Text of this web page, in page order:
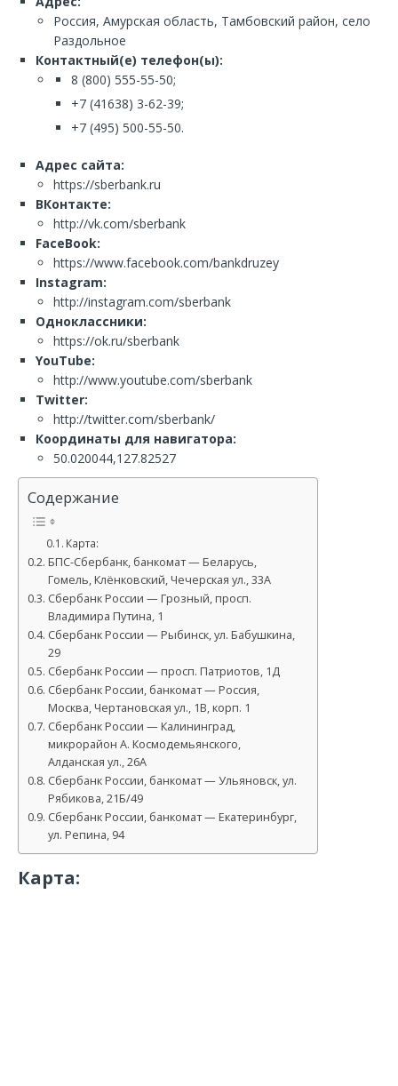
Россия, Амурская область, Тамбовский район, село
Раздольное
Контактный(е) телефон(ы):
8 (800) 555-55-50;
+7 (41638) 3-62-39;
+7 (495) 500-55-50.
Адрес сайта:
https://sberbank.ru
ВКонтакте:
http://vk.com/sberbank
FaceBook:
https://www.facebook.com/bankdruzey
Instagram:
http://instagram.com/sberbank
Одноклассники:
https://ok.ru/sberbank
YouTube:
http://www.youtube.com/sberbank
Twitter:
http://twitter.com/sberbank/
Координаты для навигатора:
50.020044,127.82527
Содержание
Карта:
БПС-Сбербанк, банкомат — Беларусь,
Гомель, Клёнковский, Чечерская ул., 33А
Сбербанк России — Грозный, просп.
Владимира Путина, 1
Сбербанк России — Рыбинск, ул. Бабушкина,
29
Сбербанк России — просп. Патриотов, 1Д
Сбербанк России, банкомат — Россия,
Москва, Чертановская ул., 1В, корп. 1
Сбербанк России — Калининград,
микрорайон А. Космодемьянского,
Алданская ул., 26А
Сбербанк России, банкомат — Ульяновск, ул.
Рябикова, 21Б/49
Сбербанк России, банкомат — Екатеринбург,
ул. Репина, 94
Карта: